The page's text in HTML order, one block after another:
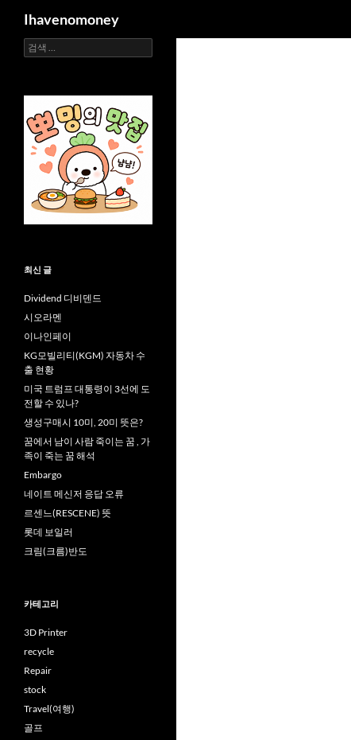
Ihavenomoney
검
색:
최신 글
Dividend 디비덴드
시오라멘
이나인페이
KG모빌리티(KGM) 자동차 수
출 현황
미국 트럼프 대통령이 3선에 도
전할 수 있나?
생성구매시 10미, 20미 뜻은?
꿈에서 남이 사람 죽이는 꿈 , 가
족이 죽는 꿈 해석
Embargo
네이트 메신저 응답 오류
르센느(RESCENE) 뜻
롯데 보일러
크림(크름)반도
카테고리
3D Printer
recycle
Repair
stock
Travel(여행)
골프